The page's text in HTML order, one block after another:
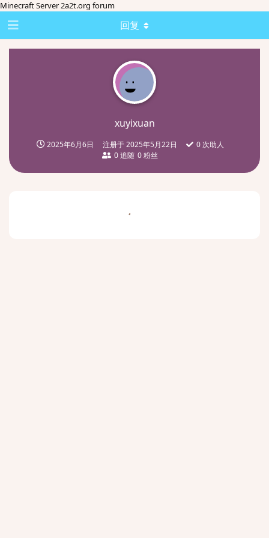
Minecraft Server 2a2t.org forum
xuyixuan
2025年6月6日 注册于2025年5月22日 0次助人
0追随 0粉丝
回复